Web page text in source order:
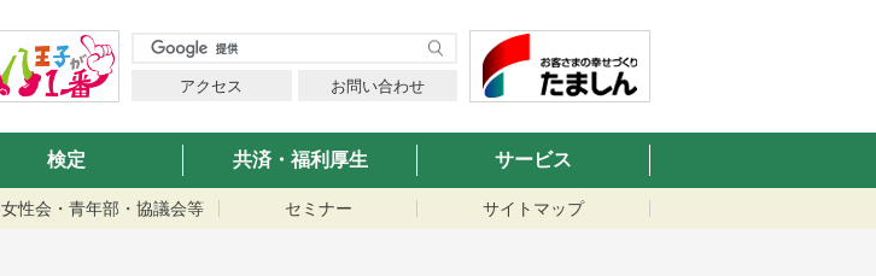
アクセス お問い合わせ
検定 共済・福利厚生 サービス
女性会・青年部・協議会等 セミナー サイトマップ